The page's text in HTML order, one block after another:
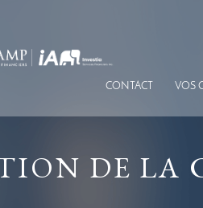
VOS
CONTACT
DE LA